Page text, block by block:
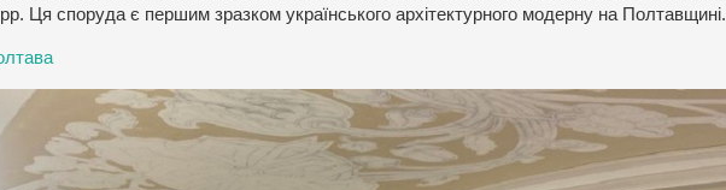
Ця споруда є першим зразком українського архітектурного модерну на Полтавщині.